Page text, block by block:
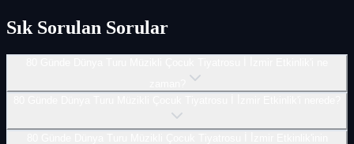
Sık Sorulan Sorular